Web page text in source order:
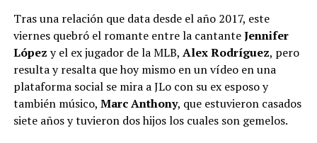
Tras una relación que data desde el año 2017, este
viernes quebró el romante entre la cantanteJennifer
López y el ex jugador de la MLB, Alex Rodríguez, pero
resulta y resalta que hoy mismo en un vídeo en una
plataforma social se mira a JLo con su ex esposo y
también músico, Marc Anthony, que estuvieron casados
siete años y tuvieron dos hijos los cuales son gemelos.